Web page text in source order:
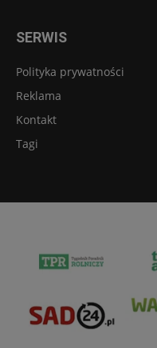
SERWIS
Polityka prywatności
Reklama
Kontakt
Tagi